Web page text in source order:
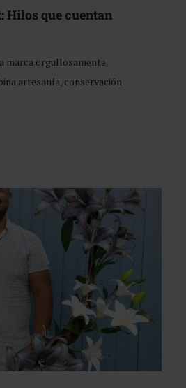
Hilos que cuentan
marca orgullosamente
artesanía, conservación